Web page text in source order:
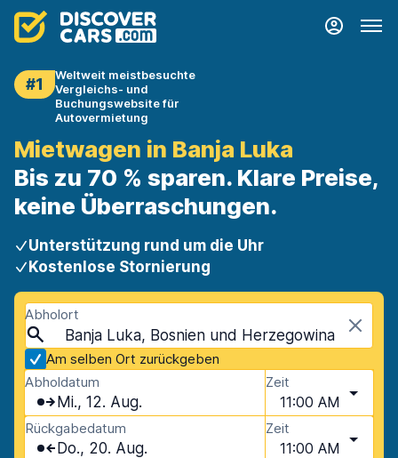
#1
Weltweit meistbesuchte
Vergleichs- und
Buchungswebsite für
Autovermietung
Mietwagen in Banja Luka
Bis zu 70 % sparen. Klare Preise,
keine Überraschungen.
Unterstützung rund um die Uhr
Kostenlose Stornierung
Abholort
Banja Luka, Bosnien und Herzegowina
Am selben Ort zurückgeben
Abholdatum
Mi., 12. Aug.
Zeit
11:00 AM
Rückgabedatum
Do., 20. Aug.
Zeit
11:00 AM